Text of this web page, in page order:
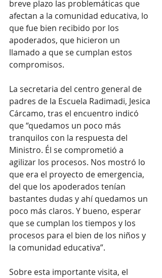
breve plazo las problemáticas que
afectan a la comunidad educativa, lo
que fue bien recibido por los
apoderados, que hicieron un
llamado a que se cumplan estos
compromisos.
La secretaria del centro general de
padres de la Escuela Radimadi, Jesica
Cárcamo, tras el encuentro indicó
que “quedamos un poco más
tranquilos con la respuesta del
Ministro. Él se comprometió a
agilizar los procesos. Nos mostró lo
que era el proyecto de emergencia,
del que los apoderados tenían
bastantes dudas y ahí quedamos un
poco más claros. Y bueno, esperar
que se cumplan los tiempos y los
procesos para el bien de los niños y
la comunidad educativa”.
Sobre esta importante visita, el